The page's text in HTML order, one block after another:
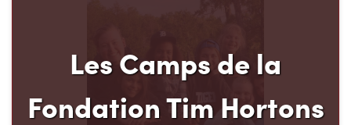
Fondation Tim Hortons